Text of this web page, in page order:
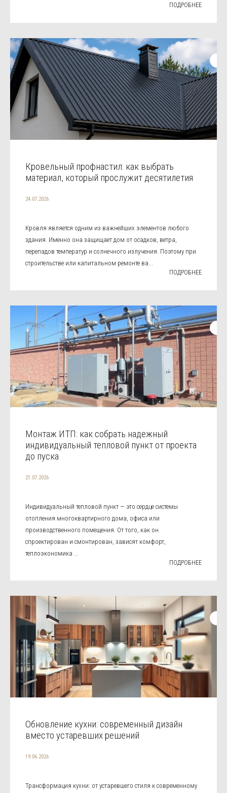
ПОДРОБНЕЕ
Кровельный профнастил: как выбрать
материал, который прослужит десятилетия
24.07.2026
Кровля является одним из важнейших элементов любого
здания. Именно она защищает дом от осадков, ветра,
перепадов температур и солнечного излучения. Поэтому при
строительстве или капитальном ремонте ва...
ПОДРОБНЕЕ
Монтаж ИТП: как собрать надежный
индивидуальный тепловой пункт от проекта
до пуска
21.07.2026
Индивидуальный тепловой пункт — это сердце системы
отопления многоквартирного дома, офиса или
производственного помещения. От того, как он
спроектирован и смонтирован, зависят комфорт,
теплоэкономика ...
ПОДРОБНЕЕ
Обновление кухни: современный дизайн
вместо устаревших решений
19.06.2026
Трансформация кухни: от устаревшего стиля к современному